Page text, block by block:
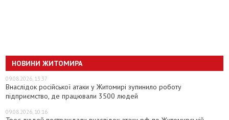
НОВИНИ ЖИТОМИРА
09.08.2026, 13:37
Внаслідок російської атаки у Житомирі зупинило роботу
підприємство, де працювали 3500 людей
09.08.2026, 10:16